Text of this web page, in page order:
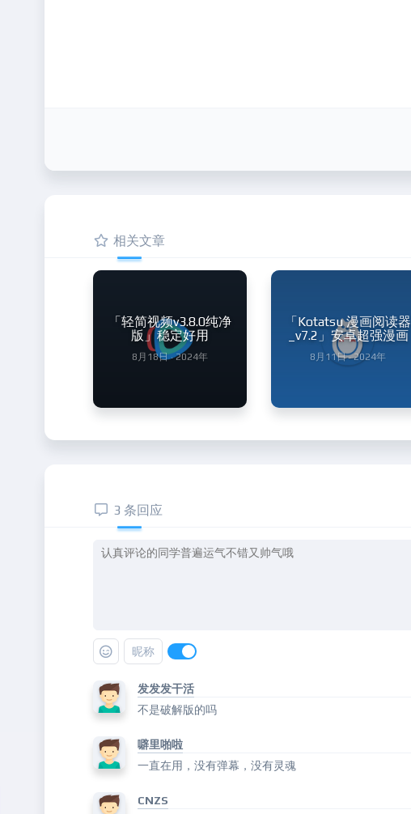
相关文章
「轻简视频v3.8.0纯净
版」稳定好用
8月18日 · 2024年
「Kotatsu 漫画阅读器
_v7.2」安卓超强漫画
8月11日 · 2024年
3 条回应
昵称
发发发干活
不是破解版的吗
噼里啪啦
一直在用，没有弹幕，没有灵魂
CNZS